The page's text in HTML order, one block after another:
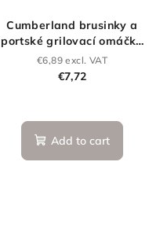
Cumberland brusinky a
portské grilovací omáčka
300 g
€6,89 excl. VAT
€7,72
Add to cart